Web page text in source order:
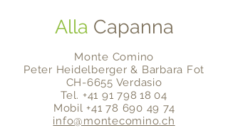
Alla Capanna
Monte Comino
Peter Heidelberger & Barbara Fot
CH-6655 Verdasio
Tel. +41 91 798 18 04
Mobil+41 78 690 49 74
info@montecomino.ch